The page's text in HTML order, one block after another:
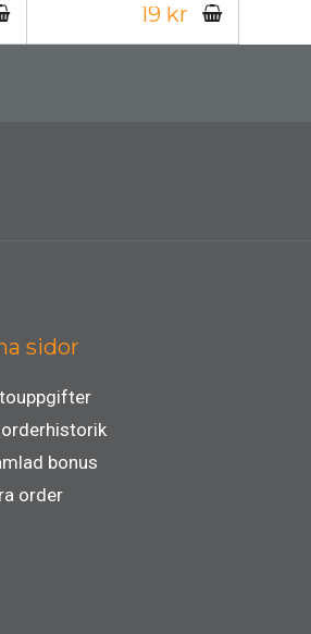
19 kr
sidor
bonus
order